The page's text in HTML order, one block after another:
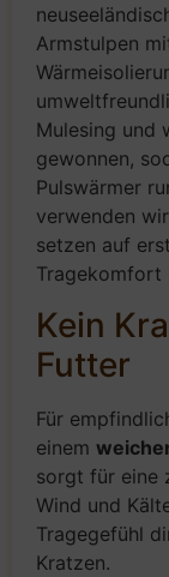
Armstulpen
Mulesing und
gewonnen,
Pulswärmer
verwenden
setzen auf
Tragekomfort
Kein
Futter
Für
einem
sorgt für eine
Wind und
Tragegefühl
Kratzen.